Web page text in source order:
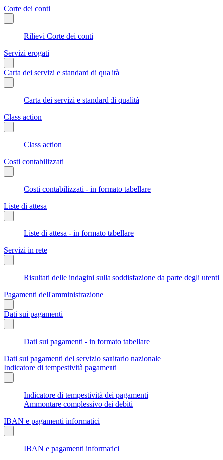
Corte dei conti
Rilievi Corte dei conti
Servizi erogati
Carta dei servizi e standard di qualità
Carta dei servizi e standard di qualità
Class action
Class action
Costi contabilizzati
Costi contabilizzati - in formato tabellare
Liste di attesa
Liste di attesa - in formato tabellare
Servizi in rete
Risultati delle indagini sulla soddisfazione da parte degli utenti
Pagamenti dell'amministrazione
Dati sui pagamenti
Dati sui pagamenti - in formato tabellare
Dati sui pagamenti del servizio sanitario nazionale
Indicatore di tempestività pagamenti
Indicatore di tempestività dei pagamenti
Ammontare complessivo dei debiti
IBAN e pagamenti informatici
IBAN e pagamenti informatici